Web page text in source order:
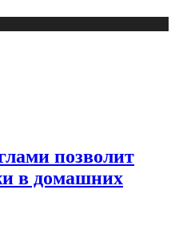
позволит
в домашних